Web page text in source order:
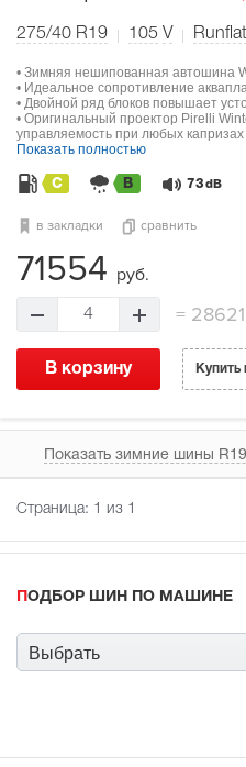
275/40 R19 105 V Runflat
• Зимняя нешипованная автошина
• Идеальное сопротивление
• Двойной ряд блоков повышает
• Оригинальный проектор Pirelli
управляемость при любых
Показать полностью
C B 73 dB
в закладки сравнить
71554 руб.
4 =
В корзину Купить
Показать зимние шины
Страница: 1 из 1
ПОДБОР ШИН ПО МАШИНЕ
Выбрать